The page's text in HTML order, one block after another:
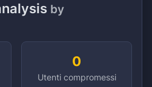
by
0
Utenti compromessi